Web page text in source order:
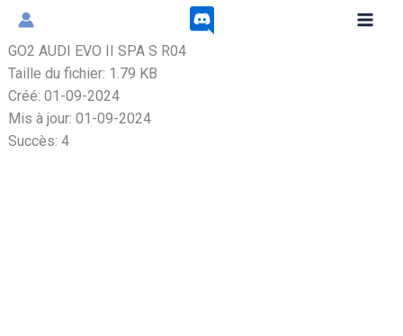
Aller
contenu
GO2 AUDI EVO II SPA S R04
Taille du fichier: 1.79 KB
Créé: 01-09-2024
Mis à jour: 01-09-2024
Succès: 4